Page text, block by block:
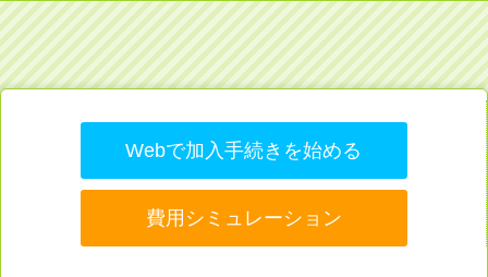
Webで加入手続きを始める
費用シミュレーション